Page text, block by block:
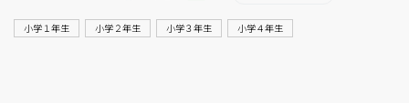
小学１年生 小学２年生 小学３年生 小学４年生